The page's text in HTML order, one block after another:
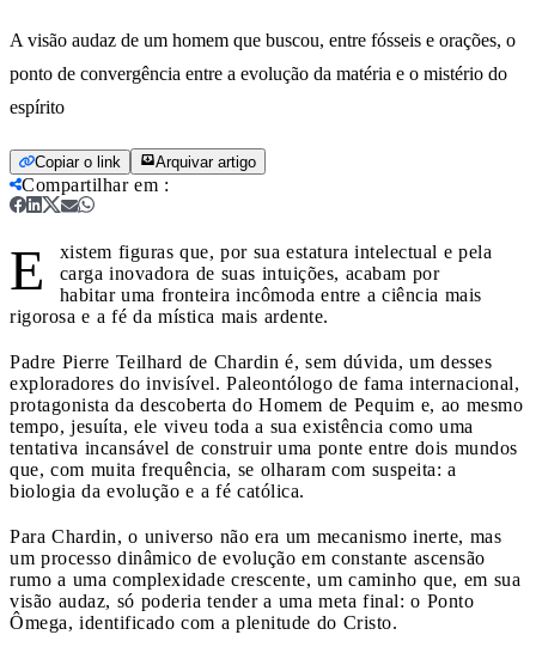
A visão audaz de um homem que buscou, entre fósseis e orações, o
ponto de convergência entre a evolução da matéria e o mistério do
espírito
Copiar o link Arquivar artigo
Compartilhar em :
E
xistem figuras que, por sua estatura intelectual e pela
carga inovadora de suas intuições, acabam por
habitar uma fronteira incômoda entre a ciência mais
rigorosa e a fé da mística mais ardente.
Padre Pierre Teilhard de Chardin é, sem dúvida, um desses
exploradores do invisível. Paleontólogo de fama internacional,
protagonista da descoberta do Homem de Pequim e, ao mesmo
tempo, jesuíta, ele viveu toda a sua existência como uma
tentativa incansável de construir uma ponte entre dois mundos
que, com muita frequência, se olharam com suspeita: a
biologia da evolução e a fé católica.
Para Chardin, o universo não era um mecanismo inerte, mas
um processo dinâmico de evolução em constante ascensão
rumo a uma complexidade crescente, um caminho que, em sua
visão audaz, só poderia tender a uma meta final: o Ponto
Ômega, identificado com a plenitude do Cristo.